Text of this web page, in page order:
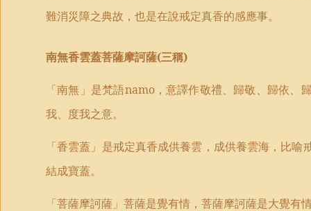
難消災障之典故，也是在說戒定真香的感應事。
南無香雲蓋菩薩摩訶薩(三稱)
「南無」是梵語namo，意譯作敬禮、歸敬、歸依、
我、度我之意。
「香雲蓋」是戒定真香成供養雲，成供養雲海，比
結成寶蓋。
「菩薩摩訶薩」菩薩是覺有情，菩薩摩訶薩是大覺有